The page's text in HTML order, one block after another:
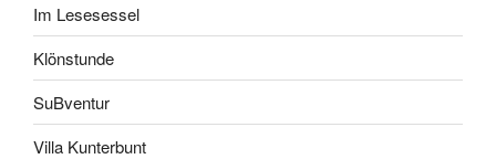
Im Lesesessel
Klönstunde
SuBventur
Villa Kunterbunt